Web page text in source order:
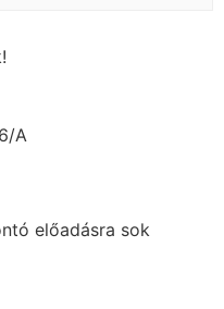
A
előadásra sok